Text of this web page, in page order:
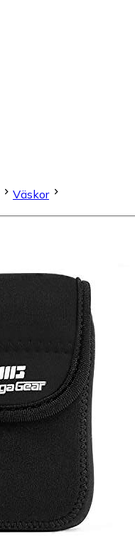
Väskor